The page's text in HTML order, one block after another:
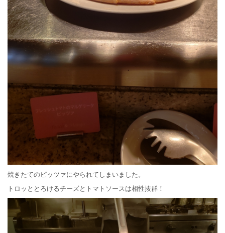
焼きたてのピッツァにやられてしまいました。
トロッととろけるチーズとトマトソースは相性抜群！